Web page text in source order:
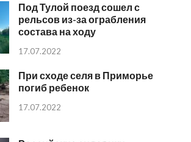
Под Тулой поезд сошел с
рельсов из-за ограбления
состава на ходу
17.07.2022
При сходе селя в Приморье
погиб ребенок
17.07.2022